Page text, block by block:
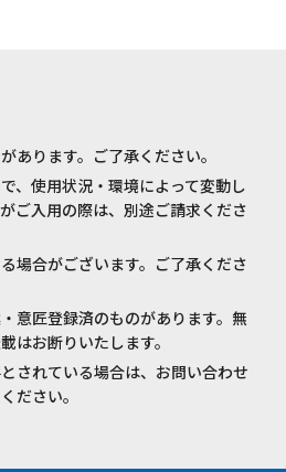
あります。ご了承ください。
、使用状況・環境によって変動し
ご入用の際は、別途ご請求くださ
場合がございます。ご了承くださ
意匠登録済のものがあります。無
はお断りいたします。
されている場合は、お問い合わせ
ださい。